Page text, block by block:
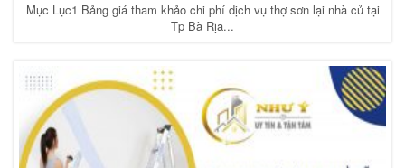
Mục Lục1 Bảng giá tham khảo chi phí dịch vụ thợ sơn lại nhà củ tại
Tp Bà Rịa...